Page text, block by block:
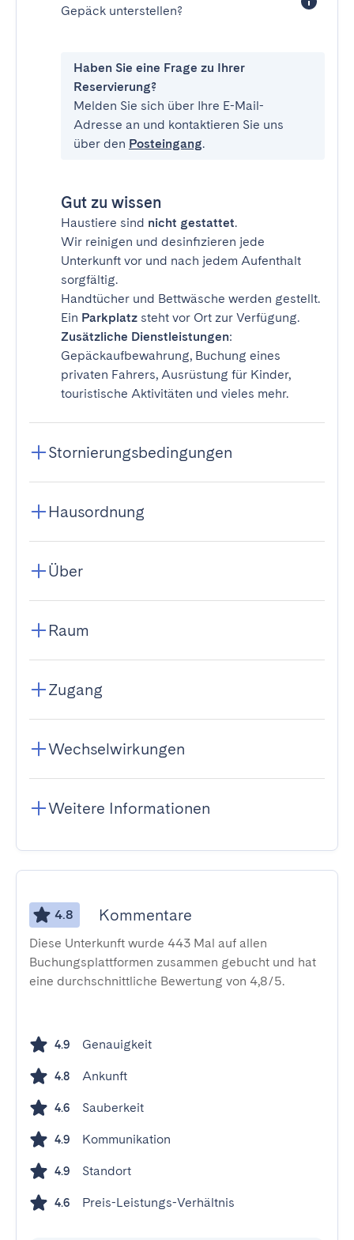
Gepäck unterstellen?
Haben Sie eine Frage zu Ihrer
Reservierung?
Melden Sie sich über Ihre E-Mail-
Adresse an und kontaktieren Sie uns
über den Posteingang.
Gut zu wissen
Haustiere sind nicht gestattet.
Wir reinigen und desinfizieren jede
Unterkunft vor und nach jedem Aufenthalt
sorgfältig.
Handtücher und Bettwäsche werden gestellt.
Ein Parkplatz steht vor Ort zur Verfügung.
Zusätzliche Dienstleistungen:
Gepäckaufbewahrung, Buchung eines
privaten Fahrers, Ausrüstung für Kinder,
touristische Aktivitäten und vieles mehr.
Stornierungsbedingungen
Hausordnung
Über
Raum
Zugang
Wechselwirkungen
Weitere Informationen
4.8 Kommentare
Diese Unterkunft wurde 443 Mal auf allen
Buchungsplattformen zusammen gebucht und hat
eine durchschnittliche Bewertung von 4,8/5.
4.9 Genauigkeit
4.8 Ankunft
4.6 Sauberkeit
4.9 Kommunikation
4.9 Standort
4.6 Preis-Leistungs-Verhältnis